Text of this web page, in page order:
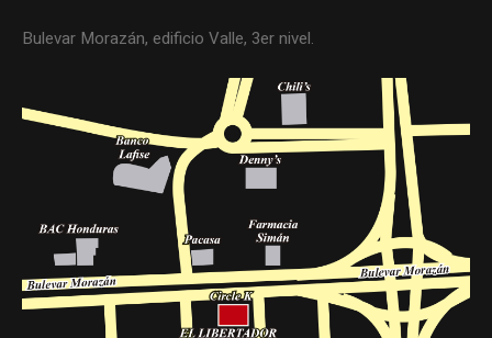
Bulevar Morazán, edificio Valle, 3er nivel.